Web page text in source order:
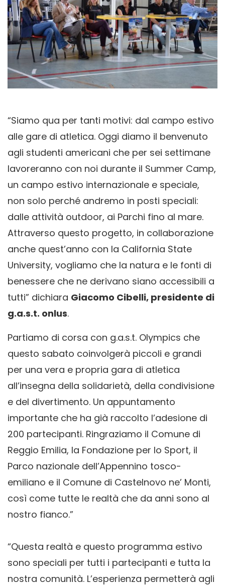
“Siamo qua per tanti motivi: dal campo estivo
alle gare di atletica. Oggi diamo il benvenuto
agli studenti americani che per sei settimane
lavoreranno con noi durante il Summer Camp,
un campo estivo internazionale e speciale,
non solo perché andremo in posti speciali:
dalle attività outdoor, ai Parchi fino al mare.
Attraverso questo progetto, in collaborazione
anche quest’anno con la California State
University, vogliamo che la natura e le fonti di
benessere che ne derivano siano accessibili a
tutti” dichiara Giacomo Cibelli, presidente di
g.a.s.t. onlus.
Partiamo di corsa con g.a.s.t. Olympics che
questo sabato coinvolgerà piccoli e grandi
per una vera e propria gara di atletica
all’insegna della solidarietà, della condivisione
e del divertimento. Un appuntamento
importante che ha già raccolto l’adesione di
200 partecipanti. Ringraziamo il Comune di
Reggio Emilia, la Fondazione per lo Sport, il
Parco nazionale dell’Appennino tosco-
emiliano e il Comune di Castelnovo ne’ Monti,
così come tutte le realtà che da anni sono al
nostro fianco.”
“Questa realtà e questo programma estivo
sono speciali per tutti i partecipanti e tutta la
nostra comunità. L’esperienza permetterà agli